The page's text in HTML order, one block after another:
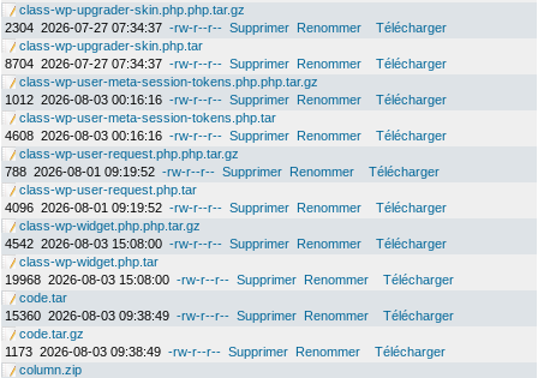
class-wp-upgrader-skin.php.php.tar.gz
2304 2026-07-27 07:34:37 -rw-r--r-- Supprimer Renommer
Télécharger
class-wp-upgrader-skin.php.tar
8704 2026-07-27 07:34:37 -rw-r--r-- Supprimer Renommer
Télécharger
class-wp-user-meta-session-tokens.php.php.tar.gz
1012 2026-08-03 00:16:16 -rw-r--r-- Supprimer Renommer
Télécharger
class-wp-user-meta-session-tokens.php.tar
4608 2026-08-03 00:16:16 -rw-r--r-- Supprimer Renommer
Télécharger
class-wp-user-request.php.php.tar.gz
788 2026-08-01 09:19:52 -rw-r--r-- Supprimer Renommer
Télécharger
class-wp-user-request.php.tar
4096 2026-08-01 09:19:52 -rw-r--r-- Supprimer Renommer
Télécharger
class-wp-widget.php.php.tar.gz
4542 2026-08-03 15:08:00 -rw-r--r-- Supprimer Renommer
Télécharger
class-wp-widget.php.tar
19968 2026-08-03 15:08:00 -rw-r--r-- Supprimer Renommer
Télécharger
code.tar
15360 2026-08-03 09:38:49 -rw-r--r-- Supprimer Renommer
Télécharger
code.tar.gz
1173 2026-08-03 09:38:49 -rw-r--r-- Supprimer Renommer
Télécharger
column.zip